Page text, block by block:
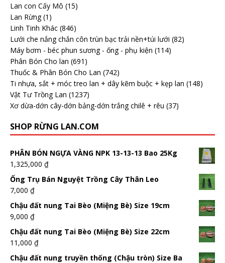
Lan con Cấy Mô (15)
Lan Rừng (1)
Linh Tinh Khác (846)
Lưới che nắng chắn côn trùn bạc trải nền+túi lưới (82)
Máy bơm - béc phun sương - ống - phụ kiện (114)
Phân Bón Cho lan (691)
Thuốc & Phân Bón Cho Lan (742)
Ti nhựa, sắt + móc treo lan + dây kẽm buộc + kẹp lan (148)
Vật Tư Trồng Lan (1237)
Xơ dừa-dớn cây-dớn bảng-dớn trắng chilê + rêu (37)
SHOP RỪNG LAN.COM
PHÂN BÓN NGỰA VÀNG NPK 13-13-13 Bao 25Kg
1,325,000 ₫
Ống Trụ Bán Nguyệt Trồng Cây Thân Leo
7,000 ₫
Chậu đất nung Tai Bèo (Miệng Bè) Size 19cm
9,000 ₫
Chậu đất nung Tai Bèo (Miệng Bè) Size 22cm
11,000 ₫
Chậu đất nung truyền thống (Chậu tròn) Size Ba